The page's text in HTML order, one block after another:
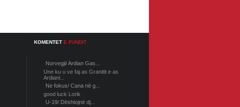
KOMENTET E FUNDIT
Norvegji/ Ardian Gas...
Une ku u ve faj as Granitit e as
Ardiani...
Ne fokus/ Cana në g...
good luck Lorik
U-19/ Dështojnë dj...